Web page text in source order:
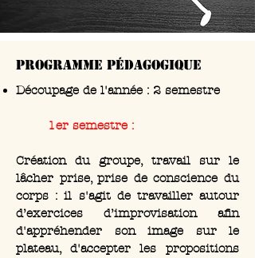
programme pédagogique
Découpage de l'année : 2 semestre
1er semestre :
Création du groupe, travail sur le
lâcher prise, prise de conscience du
corps : il s'agit de travailler autour
d’exercices d’improvisation afin
d'appréhender son image sur le
plateau, d'accepter les propositions